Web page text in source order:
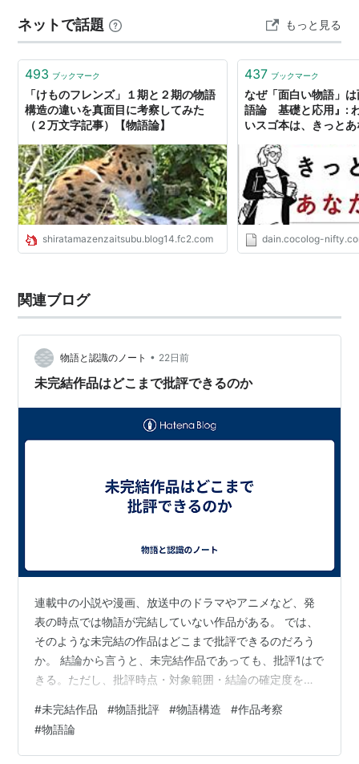
が混同される理由 批評がすれ違いやすい理由 評価語が曖
昧になりや…
ネットで話題 もっと見る
493 ブックマーク
「けものフレンズ」１期と２期の物語
構造の違いを真面目に考察してみた
（２万文字記事）【物語論】
shiratamazenzaitsubu.blog14.fc2.com
437 ブックマーク
なぜ「面白い物語」
語論 基礎と応用』:
いスゴ本は、きっと
dain.cocolog-
関連ブログ
物語と認識のノート • 22日前
未完結作品はどこまで批評できるのか
連載中の小説や漫画、放送中のドラマやアニメなど、発
表の時点では物語が完結していない作品がある。 では、
そのような未完結の作品はどこまで批評できるのだろう
か。 結論から言うと、未完結作品であっても、批評1はで
きる。ただし、批評時点・対象範囲・結論の確定度を区
なら、後続の展開によって評価が大きく変わりにくい個
別の表現要素については、その時点で提示された内容に
即して評価できるが、一方で物語全体の構造や主題につ
#未完結作品 #物語批評 #物語構造 #作品考察
#物語論